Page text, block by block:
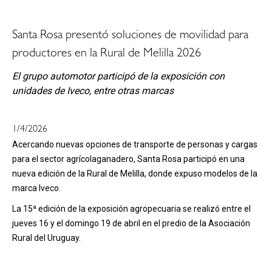
Santa Rosa presentó soluciones de movilidad para
productores en la Rural de Melilla 2026
El grupo automotor participó de la exposición con
unidades de Iveco, entre otras marcas
1/4/2026
Acercando nuevas opciones de transporte de personas y cargas
para el sector agrícolaganadero, Santa Rosa participó en una
nueva edición de la Rural de Melilla, donde expuso modelos de la
marca Iveco.
La 15ª edición de la exposición agropecuaria se realizó entre el
jueves 16 y el domingo 19 de abril en el predio de la Asociación
Rural del Uruguay.